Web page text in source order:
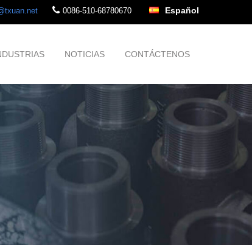
0086-510-68780670 Español
NOTICIAS CONTÁCTENOS